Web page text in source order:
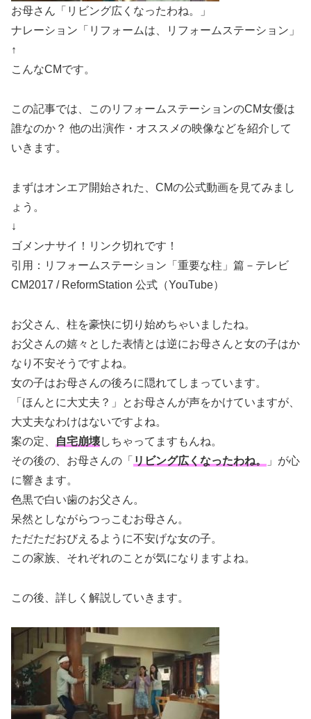
お母さん「リビング広くなったわね。」
ナレーション「リフォームは、リフォームステーション」
↑
こんなCMです。
この記事では、このリフォームステーションのCM女優は
誰なのか？ 他の出演作・オススメの映像などを紹介して
いきます。
まずはオンエア開始された、CMの公式動画を見てみまし
ょう。
↓
ゴメンナサイ！リンク切れです！
引用：リフォームステーション「重要な柱」篇－テレビ
CM2017 / ReformStation 公式（YouTube）
お父さん、柱を豪快に切り始めちゃいましたね。
お父さんの嬉々とした表情とは逆にお母さんと女の子はか
なり不安そうですよね。
女の子はお母さんの後ろに隠れてしまっています。
「ほんとに大丈夫？」とお母さんが声をかけていますが、
大丈夫なわけはないですよね。
案の定、
自宅崩壊しちゃってますもんね。
その後の、お母さんの「 リビング広くなったわね。
」が心
に響きます。
色黒で白い歯のお父さん。
呆然としながらつっこむお母さん。
ただただおびえるように不安げな女の子。
この家族、それぞれのことが気になりますよね。
この後、詳しく解説していきます。